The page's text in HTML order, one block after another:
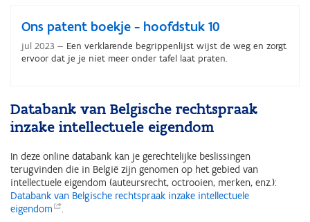
Ons patent boekje - hoofdstuk 10
jul 2023
Een verklarende begrippenlijst wijst de weg en zorgt
ervoor dat je je niet meer onder tafel laat praten.
Databank van Belgische rechtspraak
inzake intellectuele eigendom
In deze online databank kan je gerechtelijke beslissingen
terugvinden die in België zijn genomen op het gebied van
intellectuele eigendom (auteursrecht, octrooien, merken, enz.):
Databank van Belgische rechtspraak inzake intellectuele
eigendom
.